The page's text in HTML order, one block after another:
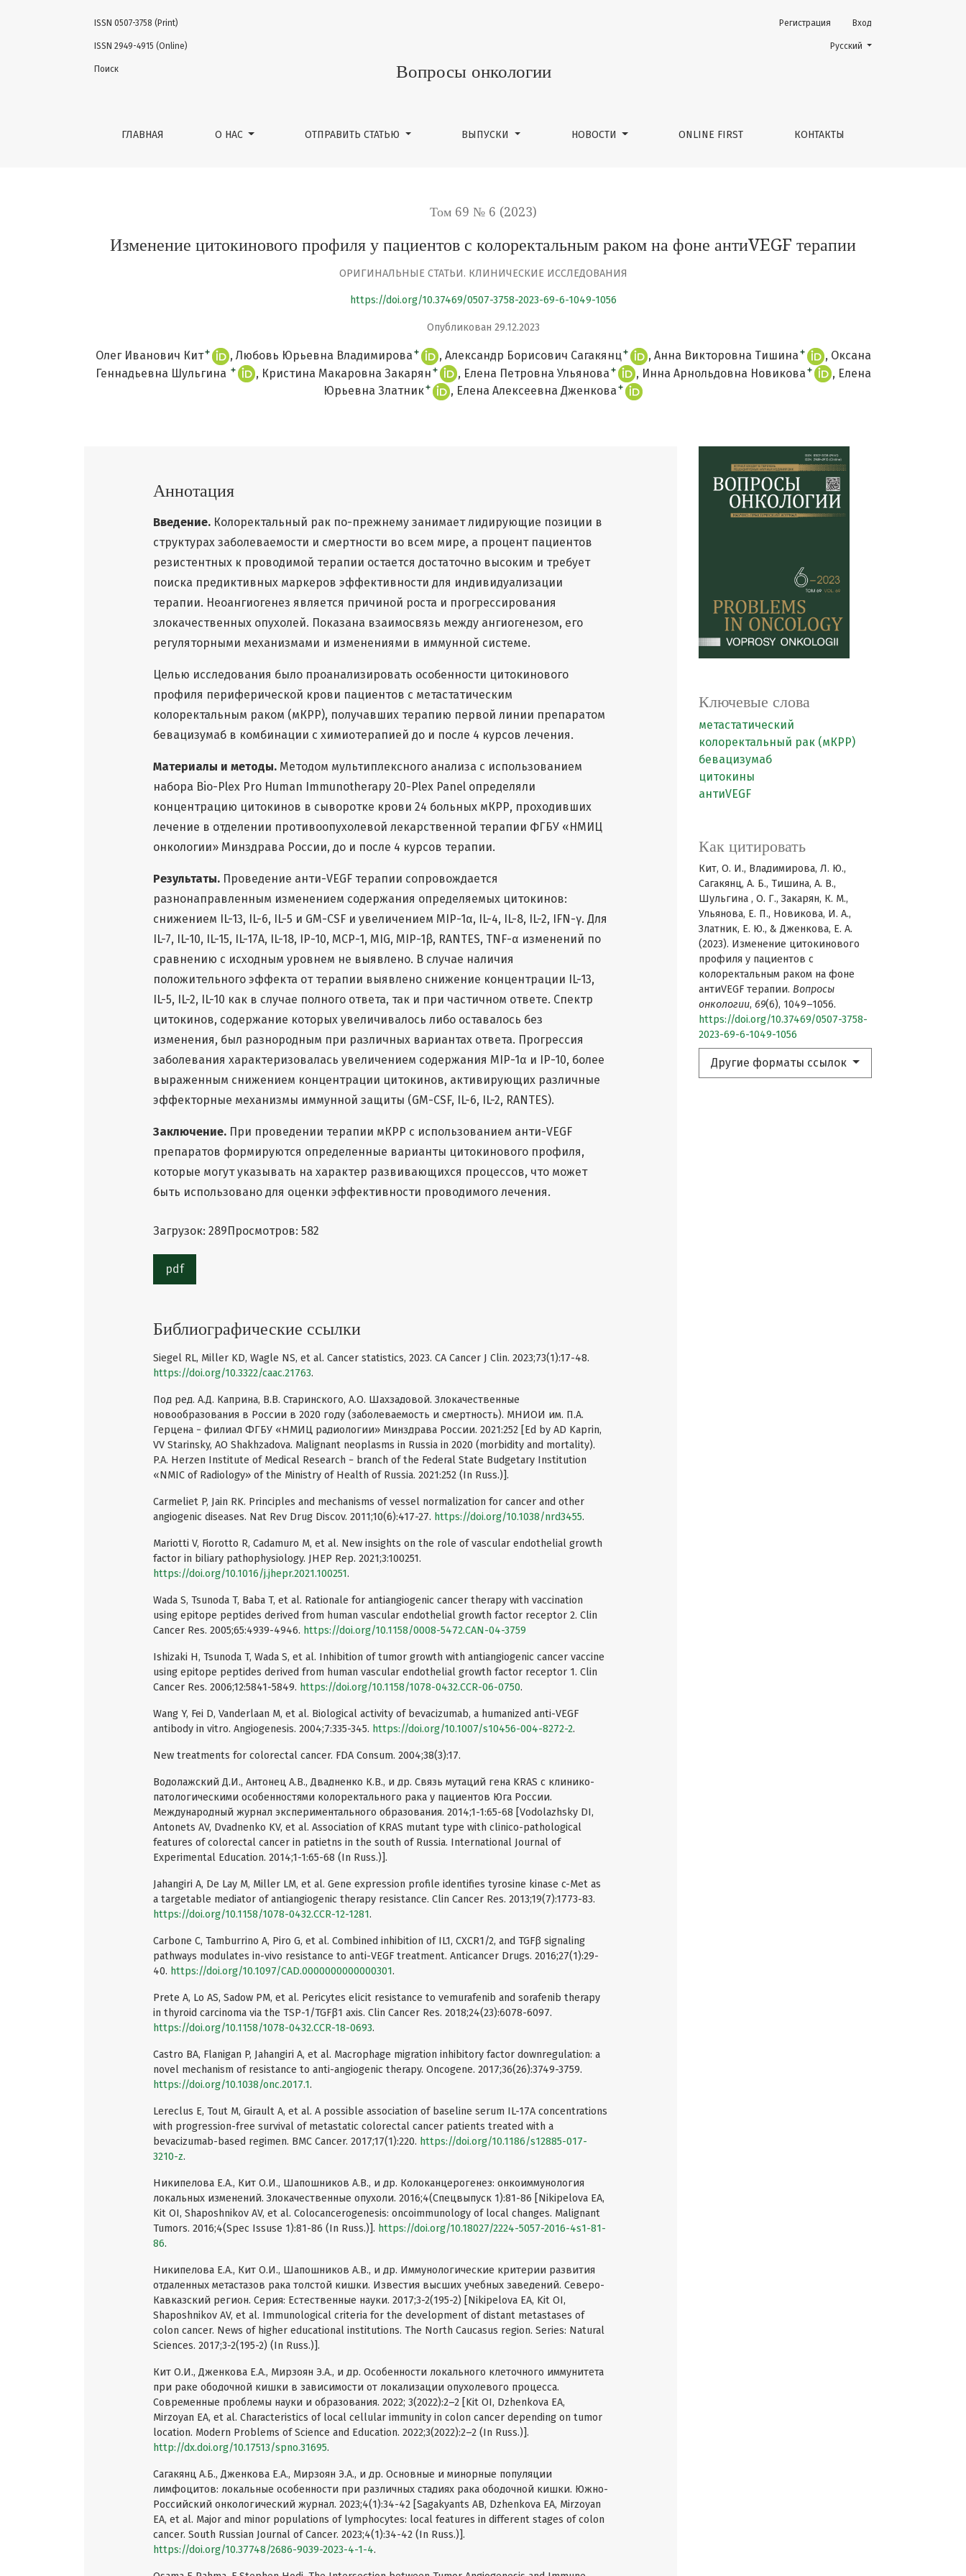
Изменение цитокинового профиля у пациентов с колоректальным раком на фоне антиVEGF терапии
Вопросы онкологии
ГЛАВНАЯ О НАС ОТПРАВИТЬ СТАТЬЮ ВЫПУСКИ НОВОСТИ ONLINE FIRST КОНТАКТЫ
Регистрация Вход
ISSN 0507-3758 (Print)
ISSN 2949-4915 (Online)
Поиск
Change the language. The
Русский
Том 69 № 6 (2023)
Изменение цитокинового профиля у пациентов с колоректальным раком на фоне антиVEGF терапии
ОРИГИНАЛЬНЫЕ СТАТЬИ. КЛИНИЧЕСКИЕ ИССЛЕДОВАНИЯ
https://doi.org/10.37469/0507-3758-2023-69-6-1049-1056
Опубликован 29.12.2023
Олег Иванович Кит+ Любовь Юрьевна Владимирова + Александр Борисович Сагакянц+ Анна Викторовна Тишина +
Оксана
Геннадьевна Шульгина + Кристина Макаровна Закарян + Елена Петровна Ульянова + Инна Арнольдовна Новикова +
Елена
Юрьевна Златник+ Елена Алексеевна Дженкова +
Ключевые слова
метастатический
колоректальный рак (мКРР)
бевацизумаб
цитокины
антиVEGF
Как цитировать
Кит, О. И., Владимирова, Л. Ю.,
Сагакянц, А. Б., Тишина, А. В.,
Шульгина , О. Г., Закарян, К. М.,
Ульянова, Е. П., Новикова, И. А.,
Златник, Е. Ю., & Дженкова, Е. А.
(2023). Изменение цитокинового
профиля у пациентов с
колоректальным раком на фоне
антиVEGF терапии. Вопросы
онкологии, 69(6), 1049–1056.
https://doi.org/10.37469/0507-3758-
2023-69-6-1049-1056
Другие форматы ссылок
Аннотация
Введение. Колоректальный рак по-прежнему занимает лидирующие позиции в
структурах заболеваемости и смертности во всем мире, а процент пациентов
резистентных к проводимой терапии остается достаточно высоким и требует
поиска предиктивных маркеров эффективности для индивидуализации
терапии. Неоангиогенез является причиной роста и прогрессирования
злокачественных опухолей. Показана взаимосвязь между ангиогенезом, его
регуляторными механизмами и изменениями в иммунной системе.
Целью исследования было проанализировать особенности цитокинового
профиля периферической крови пациентов с метастатическим
колоректальным раком (мКРР), получавших терапию первой линии препаратом
бевацизумаб в комбинации с химиотерапией до и после 4 курсов лечения.
Материалы и методы. Методом мультиплексного анализа с использованием
набора Bio-Plex Pro Human Immunotherapy 20-Plex Panel определяли
концентрацию цитокинов в сыворотке крови 24 больных мКРР, проходивших
лечение в отделении противоопухолевой лекарственной терапии ФГБУ «НМИЦ
онкологии» Минздрава России, до и после 4 курсов терапии.
Результаты. Проведение анти-VEGF терапии сопровождается
разнонаправленным изменением содержания определяемых цитокинов:
снижением IL-13, IL-6, IL-5 и GM-CSF и увеличением MIP-1α, IL-4, IL-8, IL-2, IFN-γ. Для
IL-7, IL-10, IL-15, IL-17A, IL-18, IP-10, MCP-1, MIG, MIP-1β, RANTES, TNF-α изменений по
сравнению с исходным уровнем не выявлено. В случае наличия
положительного эффекта от терапии выявлено снижение концентрации IL-13,
IL-5, IL-2, IL-10 как в случае полного ответа, так и при частичном ответе. Спектр
цитокинов, содержание которых увеличивалось либо оставалось без
изменения, был разнородным при различных вариантах ответа. Прогрессия
заболевания характеризовалась увеличением содержания MIP-1α и IP-10, более
выраженным снижением концентрации цитокинов, активирующих различные
эффекторные механизмы иммунной защиты (GM-CSF, IL-6, IL-2, RANTES).
Заключение. При проведении терапии мКРР с использованием анти-VEGF
препаратов формируются определенные варианты цитокинового профиля,
которые могут указывать на характер развивающихся процессов, что может
быть использовано для оценки эффективности проводимого лечения.
Загрузок: 289Просмотров: 582
pdf
Библиографические ссылки
Siegel RL, Miller KD, Wagle NS, et al. Cancer statistics, 2023. CA Cancer J Clin. 2023;73(1):17-48.
https://doi.org/10.3322/caac.21763.
Под ред. А.Д. Каприна, В.В. Старинского, А.О. Шахзадовой. Злокачественные
новообразования в России в 2020 году (заболеваемость и смертность). МНИОИ им. П.А.
Герцена − филиал ФГБУ «НМИЦ радиологии» Минздрава России. 2021:252 [Ed by AD Kaprin,
VV Starinsky, AO Shakhzadova. Malignant neoplasms in Russia in 2020 (morbidity and mortality).
P.A. Herzen Institute of Medical Research − branch of the Federal State Budgetary Institution
«NMIC of Radiology» of the Ministry of Health of Russia. 2021:252 (In Russ.)].
Carmeliet P, Jain RK. Principles and mechanisms of vessel normalization for cancer and other
angiogenic diseases. Nat Rev Drug Discov. 2011;10(6):417-27. https://doi.org/10.1038/nrd3455.
Mariotti V, Fiorotto R, Cadamuro M, et al. New insights on the role of vascular endothelial growth
factor in biliary pathophysiology. JHEP Rep. 2021;3:100251.
https://doi.org/10.1016/j.jhepr.2021.100251.
Wada S, Tsunoda T, Baba T, et al. Rationale for antiangiogenic cancer therapy with vaccination
using epitope peptides derived from human vascular endothelial growth factor receptor 2. Clin
Cancer Res. 2005;65:4939-4946. https://doi.org/10.1158/0008-5472.CAN-04-3759
Ishizaki H, Tsunoda T, Wada S, et al. Inhibition of tumor growth with antiangiogenic cancer vaccine
using epitope peptides derived from human vascular endothelial growth factor receptor 1. Clin
Cancer Res. 2006;12:5841-5849. https://doi.org/10.1158/1078-0432.CCR-06-0750.
Wang Y, Fei D, Vanderlaan M, et al. Biological activity of bevacizumab, a humanized anti-VEGF
antibody in vitro. Angiogenesis. 2004;7:335-345. https://doi.org/10.1007/s10456-004-8272-2.
New treatments for colorectal cancer. FDA Consum. 2004;38(3):17.
Водолажский Д.И., Антонец А.В., Двадненко К.В., и др. Связь мутаций гена KRAS с клинико-
патологическими особенностями колоректального рака у пациентов Юга России.
Международный журнал экспериментального образования. 2014;1-1:65-68 [Vodolazhsky DI,
Antonets AV, Dvadnenko KV, et al. Association of KRAS mutant type with clinico-pathological
features of colorectal cancer in patietns in the south of Russia. International Journal of
Experimental Education. 2014;1-1:65-68 (In Russ.)].
Jahangiri A, De Lay M, Miller LM, et al. Gene expression profile identifies tyrosine kinase c-Met as
a targetable mediator of antiangiogenic therapy resistance. Clin Cancer Res. 2013;19(7):1773-83.
https://doi.org/10.1158/1078-0432.CCR-12-1281.
Carbone C, Tamburrino A, Piro G, et al. Combined inhibition of IL1, CXCR1/2, and TGFβ signaling
pathways modulates in-vivo resistance to anti-VEGF treatment. Anticancer Drugs. 2016;27(1):29-
40. https://doi.org/10.1097/CAD.0000000000000301.
Prete A, Lo AS, Sadow PM, et al. Pericytes elicit resistance to vemurafenib and sorafenib therapy
in thyroid carcinoma via the TSP-1/TGFβ1 axis. Clin Cancer Res. 2018;24(23):6078-6097.
https://doi.org/10.1158/1078-0432.CCR-18-0693.
Castro BA, Flanigan P, Jahangiri A, et al. Macrophage migration inhibitory factor downregulation: a
novel mechanism of resistance to anti-angiogenic therapy. Oncogene. 2017;36(26):3749-3759.
https://doi.org/10.1038/onc.2017.1.
Lereclus E, Tout M, Girault A, et al. A possible association of baseline serum IL-17A concentrations
with progression-free survival of metastatic colorectal cancer patients treated with a
bevacizumab-based regimen. BMC Cancer. 2017;17(1):220. https://doi.org/10.1186/s12885-017-
3210-z.
Никипелова Е.А., Кит О.И., Шапошников А.В., и др. Колоканцерогенез: онкоиммунология
локальных изменений. Злокачественные опухоли. 2016;4(Спецвыпуск 1):81-86 [Nikipelova EA,
Kit OI, Shaposhnikov AV, et al. Colocancerogenesis: oncoimmunology of local changes. Malignant
Tumors. 2016;4(Spec Issuse 1):81-86 (In Russ.)]. https://doi.org/10.18027/2224-5057-2016-4s1-81-
86.
Никипелова Е.А., Кит О.И., Шапошников А.В., и др. Иммунологические критерии развития
отдаленных метастазов рака толстой кишки. Известия высших учебных заведений. Северо-
Кавказский регион. Серия: Естественные науки. 2017;3-2(195-2) [Nikipelova EA, Kit OI,
Shaposhnikov AV, et al. Immunological criteria for the development of distant metastases of
colon cancer. News of higher educational institutions. The North Caucasus region. Series: Natural
Sciences. 2017;3-2(195-2) (In Russ.)].
Кит О.И., Дженкова Е.А., Мирзоян Э.А., и др. Особенности локального клеточного иммунитета
при раке ободочной кишки в зависимости от локализации опухолевого процесса.
Современные проблемы науки и образования. 2022; 3(2022):2–2 [Kit OI, Dzhenkova EA,
Mirzoyan EA, et al. Characteristics of local cellular immunity in colon cancer depending on tumor
location. Modern Problems of Science and Education. 2022;3(2022):2–2 (In Russ.)].
http://dx.doi.org/10.17513/spno.31695.
Сагакянц А.Б., Дженкова Е.А., Мирзоян Э.А., и др. Основные и минорные популяции
лимфоцитов: локальные особенности при различных стадиях рака ободочной кишки. Южно-
Российский онкологический журнал. 2023;4(1):34-42 [Sagakyants AB, Dzhenkova EA, Mirzoyan
EA, et al. Major and minor populations of lymphocytes: local features in different stages of colon
cancer. South Russian Journal of Cancer. 2023;4(1):34-42 (In Russ.)].
https://doi.org/10.37748/2686-9039-2023-4-1-4.